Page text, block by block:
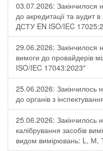
03.07.2026: Закінчилося
до акредитації та аудит
ДСТУ EN ISO/IEC
29.06.2026: Закінчилося
вимоги до провайдерів
ISO/IEC 17043:2023"
25.06.2026: Закінчилось
до органів з
25.06.2026: Закінчилось
калібрування засобів
видом вимірювань: L,